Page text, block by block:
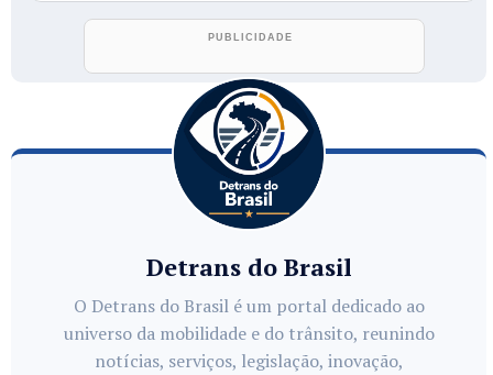
Detrans do Brasil
O Detrans do Brasil é um portal dedicado ao
universo da mobilidade e do trânsito, reunindo
notícias, serviços, legislação, inovação,